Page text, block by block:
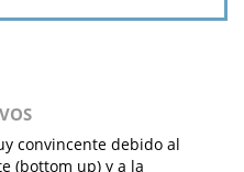
convincente debido al
(bottom up) y a la